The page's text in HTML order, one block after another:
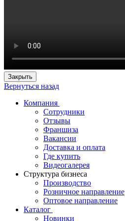
Закрыть
Вернуться назад
Компания
Сотрудники
Отзывы
Франшиза
Вакансии
Доставка и оплата
Где купить
Видеогалерея
Структура бизнеса
Производство
Розничное направление
Оптовое направление
Каталог
Новинки